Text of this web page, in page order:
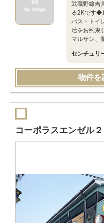
武蔵野線吉
る2Kです◆
バス・トイ
活をお約束
マルサン、
センチュリ
物件を
コーポラスエンゼル２